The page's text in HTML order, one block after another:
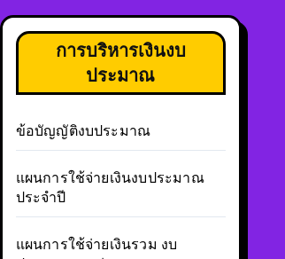
การบริหารเงินงบ
ประมาณ
ข้อบัญญัติงบประมาณ
แผนการใช้จ่ายเงินงบประมาณ
ประจำปี
แผนการใช้จ่ายเงินรวม งบ